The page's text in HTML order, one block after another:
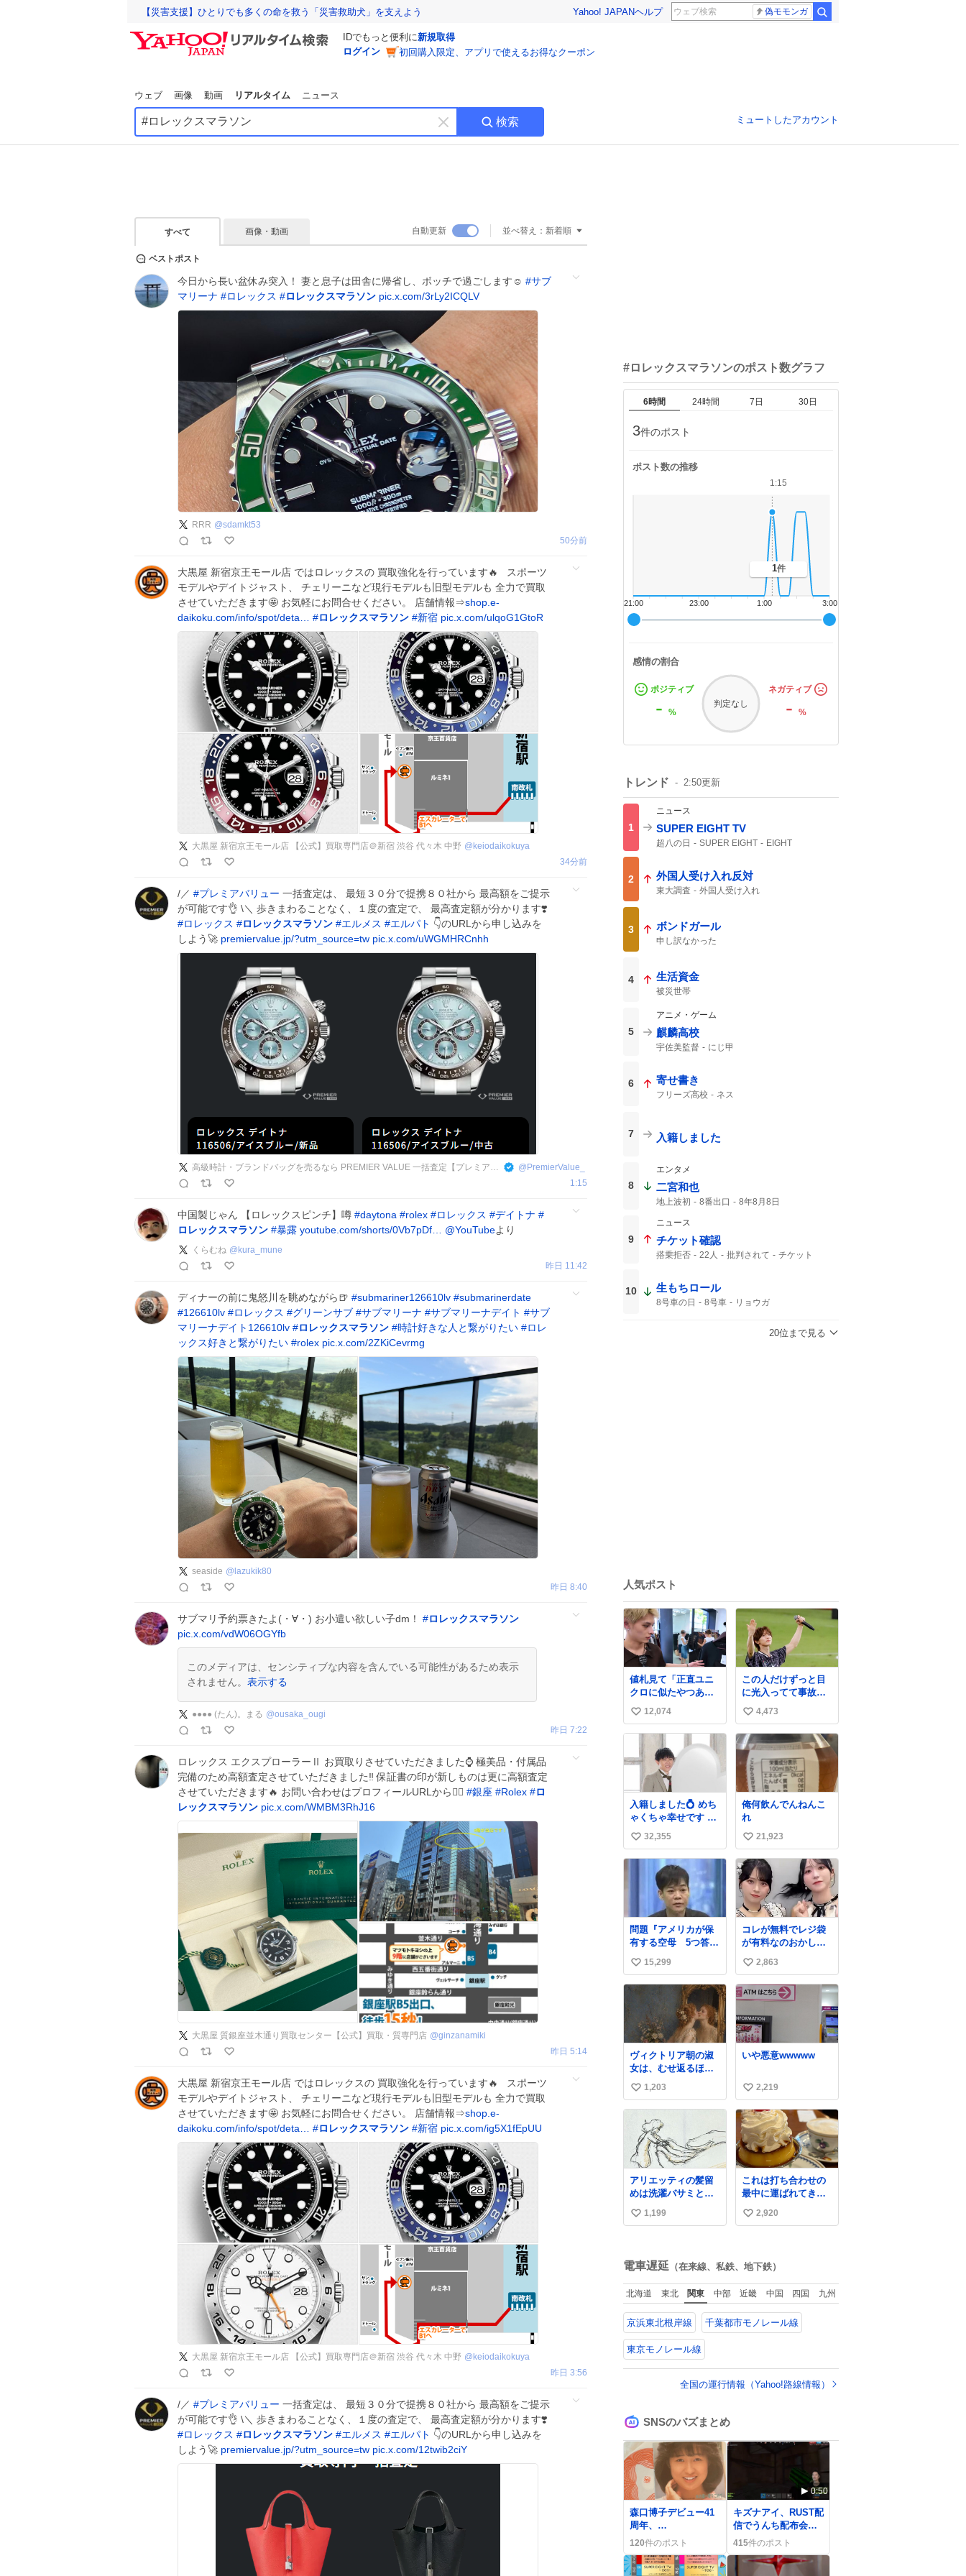
【災害支援】ひとりでも多くの命を救う「災害救助犬」を支えよう Yahoo! JAPANヘルプ 偽モモンガ
IDでもっと便利に新規取得
ログイン
初回購入限定、アプリで使えるお得なクーポン
ウェブ 画像 動画 リアルタイム ニュース
キ
ー
す
検索 ミュートしたアカウント
すべて 画像・動画 自動更新 並べ替え： 新着順
ベストポスト
今日から長い盆休み突入！ 妻と息子は田舎に帰省し、ボッチで過ごします☺️ #サブ
マリーナ #ロレックス #ロレックスマラソン pic.x.com/3rLy2ICQLV
RRR @sdamkt53
50分前
大黒屋 新宿京王モール店 ではロレックスの 買取強化を行っています🔥 スポーツ
モデルやデイトジャスト、 チェリーニなど現行モデルも旧型モデルも 全力で買取
させていただきます🤩 お気軽にお問合せください。 店舗情報⇒shop.e-
daikoku.com/info/spot/deta…
#ロレックスマラソン #新宿 pic.x.com/ulqoG1GtoR
大黒屋 新宿京王モール店 【公式】買取専門店＠新宿 渋谷 代々木 中野 @ keiodaikokuya
34分前
/／ #プレミアバリュー 一括査定は、 最短３０分で提携８０社から 最高額をご提示
が可能です👌 \＼ 歩きまわることなく、１度の査定で、 最高査定額が分かります❣️
#ロレックス #ロレックスマラソン #エルメス #エルパト 👇のURLから申し込みを
しよう🚀 premiervalue.jp/?utm_source=tw pic.x.com/uWGMHRCnhh
高級時計・ブランドバッグを売るなら PREMIER VALUE 一括査定【プレミアバリュー公式】 @ PremierValue_
1:15
中国製じゃん 【ロレックスピンチ】噂 #daytona #rolex #ロレックス #デイトナ #
ロレックスマラソン #暴露 youtube.com/shorts/0Vb7pDf… @YouTubeより
くらむね @ kura_mune
昨日 11:42
ディナーの前に鬼怒川を眺めながら🍺 #submariner126610lv #submarinerdate
#126610lv #ロレックス #グリーンサブ #サブマリーナ #サブマリーナデイト #サブ
マリーナデイト126610lv #ロレックスマラソン #時計好きな人と繋がりたい #ロレ
ックス好きと繋がりたい #rolex pic.x.com/2ZKiCevrmg
seaside @ lazukik80
昨日 8:40
サブマリ予約票きたよ(・∀・) お小遣い欲しい子dm！ #ロレックスマラソン
pic.x.com/vdW06OGYfb
このメディアは、センシティブな内容を含んでいる可能性があるため表示
されません。 表示する
●●●● (たん)。まる @ousaka_ougi
昨日 7:22
ロレックス エクスプローラーⅡ お買取りさせていただきました⌚️ 極美品・付属品
完備のため高額査定させていただきました‼️ 保証書の印が新しものは更に高額査定
させていただきます🔥 お問い合わせはプロフィールURLから💁‍♂️ #銀座 #Rolex #ロ
レックスマラソン pic.x.com/WMBM3RhJ16
大黒屋 質銀座並木通り買取センター【公式】買取・質専門店 @ginzanamiki
昨日 5:14
大黒屋 新宿京王モール店 ではロレックスの 買取強化を行っています🔥 スポーツ
モデルやデイトジャスト、 チェリーニなど現行モデルも旧型モデルも 全力で買取
させていただきます🤩 お気軽にお問合せください。 店舗情報⇒shop.e-
daikoku.com/info/spot/deta…
#ロレックスマラソン #新宿 pic.x.com/ig5X1fEpUU
大黒屋 新宿京王モール店 【公式】買取専門店＠新宿 渋谷 代々木 中野 @ keiodaikokuya
昨日 3:56
/／ #プレミアバリュー 一括査定は、 最短３０分で提携８０社から 最高額をご提示
が可能です👌 \＼ 歩きまわることなく、１度の査定で、 最高査定額が分かります❣️
#ロレックス #ロレックスマラソン #エルメス #エルパト 👇のURLから申し込みを
しよう🚀 premiervalue.jp/?utm_source=tw pic.x.com/12twib2ciY
#ロレックスマラソンのポスト数グラフ
6時間 24時間 7日 30日
3件のポスト
ポスト数の推移
3:00
1:00
23:00
21:00
1:15
1件
感情の割合
ポジティブ
- %
判定なし
ネガティブ
-%
トレンド 2:50更新
1
ニュース
SUPER EIGHT TV
超八の日 SUPER EIGHT EIGHT
2 外国人受け入れ反対
東大調査 外国人受け入れ
3 ボンドガール
申し訳なかった
4 生活資金
被災世帯
5
アニメ・ゲーム
麒麟高校
宇佐美監督 にじ甲
6 寄せ書き
フリーズ高校 ネス
7 入籍しました
8
エンタメ
二宮和也
地上波初 8番出口
8年8月8日
映画「8番出口」
9
ニュース
チケット確認
搭乗拒否 22人 批判されて
チケット
10 生もちロール
8号車の日 8号車 リョウガ
20位まで見る
人気ポスト
値札見て「正直ユニ
クロに似たやつある
よね」とか言い出す
の好きすぎる
WWWWWWWWWW
WWW こちら側と同
じ感覚助かる🙂‍↕️🙂‍↕️
い
い
ね
数
12,074
この人だけずっと目
に光入ってて事故画
一枚もなかったすご
い #TravisJapan #J
リーグ
い
い
ね
数
4,473
入籍しました💍 めち
ゃくちゃ幸せです 家
庭を守るためにも頑
張ります！
い
い
32,355
俺何飲んでんねんこ
れ
い
い
ね
数
21,923
問題『アメリカが保
有する空母 5つ答え
よ』 名倉「ホンマご
めん、日本」
い
い
数
15,299
コレが無料でレジ袋
が有料なのおかしい
って
い
い
ね
数
2,863
ヴィクトリア朝の淑
女は、むせ返るほど
大量の香水を身につ
けるものではないと
されていた。それで
も香水は、髪や肌の
手入れと同じくら
い、ヴィクトリア朝
の女性達の美容習慣
に欠かせないものだ
った。 当時の香水
は、現在私たちが知
る香水よりも単純な
組成で、その大部分
い
い
数
1,203
いや悪意wwwww
い
い
ね
数
2,219
アリエッティの髪留
めは洗濯バサミと記
述されることが多い
ですが、もっと小さ
使いやすいように強
度を調整してあるは
ず。
い
数
1,199
これは打ち合わせの
最中に運ばれてきて
私の理性を根こそぎ
奪い去ったプリンの
い
数
2,920
電車遅延 （在来線、私鉄、地下鉄）
北海道 東北 関東 中部 近畿 中国 四国 九州
京浜東北根岸線 千葉都市モノレール線
東京モノレール線
全国の運行情報（Yahoo!路線情報）
SNSのバズまとめ
森口博子デビュー41
周年、
BAYFM78『KISS &
SMILE』で祝福の声
が続々
120件のポスト
0:50
キズナアイ、RUST配
信でうんち配布会開
催 ファンが「おも
ろすぎる」と歓喜
415件のポスト